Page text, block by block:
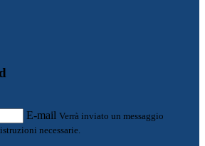
E-mail Verrà inviato un messaggio
necessarie.